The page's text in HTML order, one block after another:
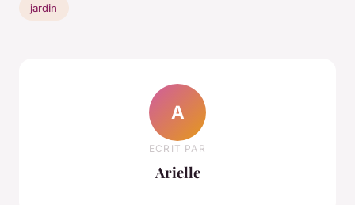
jardin
A
ECRIT PAR
Arielle